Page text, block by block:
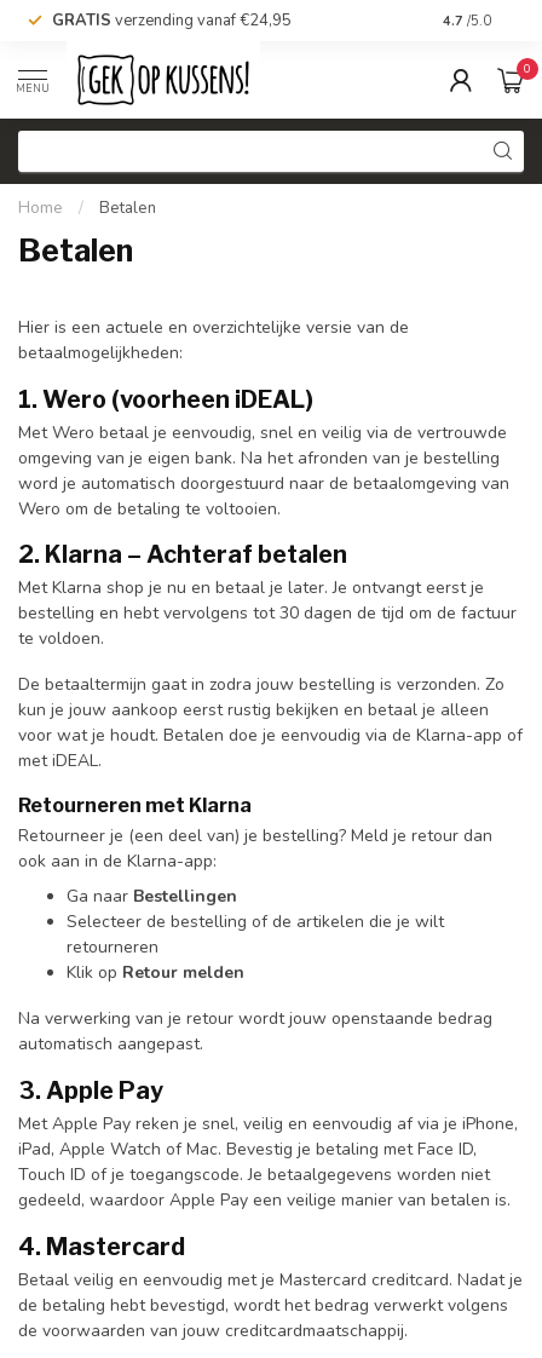
GRATIS verzending vanaf €24,95 Voor 16.00
4.7 /5.0
MENU
0
Home / Betalen
Betalen
Hier is een actuele en overzichtelijke versie van de
betaalmogelijkheden:
1. Wero (voorheen iDEAL)
Met Wero betaal je eenvoudig, snel en veilig via de vertrouwde
omgeving van je eigen bank. Na het afronden van je bestelling
word je automatisch doorgestuurd naar de betaalomgeving van
Wero om de betaling te voltooien.
2. Klarna – Achteraf betalen
Met Klarna shop je nu en betaal je later. Je ontvangt eerst je
bestelling en hebt vervolgens tot 30 dagen de tijd om de factuur
te voldoen.
De betaaltermijn gaat in zodra jouw bestelling is verzonden. Zo
kun je jouw aankoop eerst rustig bekijken en betaal je alleen
voor wat je houdt. Betalen doe je eenvoudig via de Klarna-app of
met iDEAL.
Retourneren met Klarna
Retourneer je (een deel van) je bestelling? Meld je retour dan
ook aan in de Klarna-app:
Ga naar Bestellingen
Selecteer de bestelling of de artikelen die je wilt
retourneren
Klik op Retour melden
Na verwerking van je retour wordt jouw openstaande bedrag
automatisch aangepast.
3. Apple Pay
Met Apple Pay reken je snel, veilig en eenvoudig af via je iPhone,
iPad, Apple Watch of Mac. Bevestig je betaling met Face ID,
Touch ID of je toegangscode. Je betaalgegevens worden niet
gedeeld, waardoor Apple Pay een veilige manier van betalen is.
4. Mastercard
Betaal veilig en eenvoudig met je Mastercard creditcard. Nadat je
de betaling hebt bevestigd, wordt het bedrag verwerkt volgens
de voorwaarden van jouw creditcardmaatschappij.